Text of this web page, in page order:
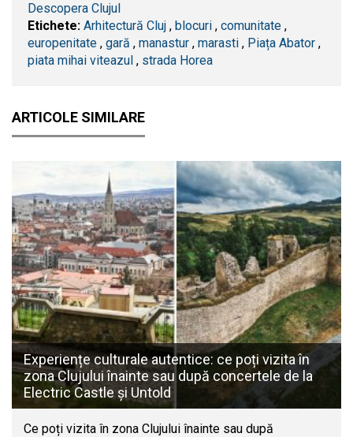
Descopera Clujul
Etichete: Arhitectură Cluj , blocuri , comunitate ,
europenitate , gară , manastur , marasti , Piața Abator ,
piata mihai viteazul , strada Horea
ARTICOLE SIMILARE
Experiențe culturale autentice: ce poți vizita în
zona Clujului înainte sau după concertele de la
Electric Castle și Untold
Ce poți vizita în zona Clujului înainte sau după